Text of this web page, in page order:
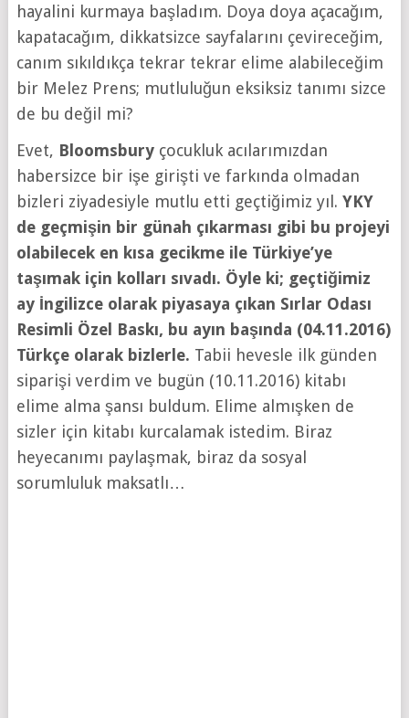
hayalini kurmaya başladım. Doya doya açacağım,
kapatacağım, dikkatsizce sayfalarını çevireceğim,
canım sıkıldıkça tekrar tekrar elime alabileceğim
bir Melez Prens; mutluluğun eksiksiz tanımı sizce
de bu değil mi?
Evet, Bloomsburyçocukluk acılarımızdan
habersizce bir işe girişti ve farkında olmadan
bizleri ziyadesiyle mutlu etti geçtiğimiz yıl. YKY
de geçmişin bir günah çıkarması gibi bu projeyi
olabilecek en kısa gecikme ile Türkiye’ye
taşımak için kolları sıvadı. Öyle ki; geçtiğimiz
ay İngilizce olarak piyasaya çıkan Sırlar Odası
Resimli Özel Baskı, bu ayın başında (04.11.2016)
Türkçe olarak bizlerle. Tabii hevesle ilk günden
siparişi verdim ve bugün (10.11.2016) kitabı
elime alma şansı buldum. Elime almışken de
sizler için kitabı kurcalamak istedim. Biraz
heyecanımı paylaşmak, biraz da sosyal
sorumluluk maksatlı…